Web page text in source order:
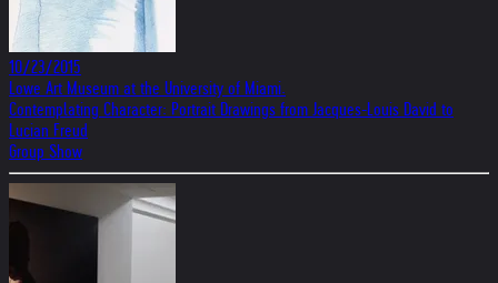
10/23/2015
Lowe Art Museum at the University of Miami.
Contemplating Character: Portrait Drawings from Jacques-Louis David to
Lucian Freud
Group Show